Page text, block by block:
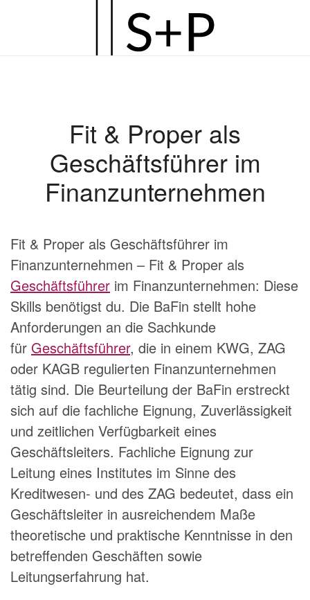
Hauptinhalt
Fit & Proper als
Geschäftsführer im
Finanzunternehmen
Fit & Proper als Geschäftsführer im
Finanzunternehmen – Fit & Proper als
Geschäftsführer im Finanzunternehmen: Diese
Skills benötigst du. Die BaFin stellt hohe
Anforderungen an die Sachkunde
für Geschäftsführer, die in einem KWG, ZAG
oder KAGB regulierten Finanzunternehmen
tätig sind. Die Beurteilung der BaFin erstreckt
sich auf die fachliche Eignung, Zuverlässigkeit
und zeitlichen Verfügbarkeit eines
Geschäftsleiters. Fachliche Eignung zur
Leitung eines Institutes im Sinne des
Kreditwesen- und des ZAG bedeutet, dass ein
Geschäftsleiter in ausreichendem Maße
theoretische und praktische Kenntnisse in den
betreffenden Geschäften sowie
Leitungserfahrung hat.